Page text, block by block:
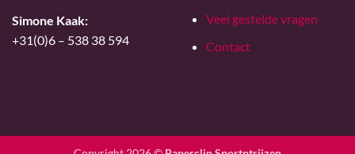
Simone Kaak:
+31(0)6 – 538 38 594
Veel gestelde vragen
Contact